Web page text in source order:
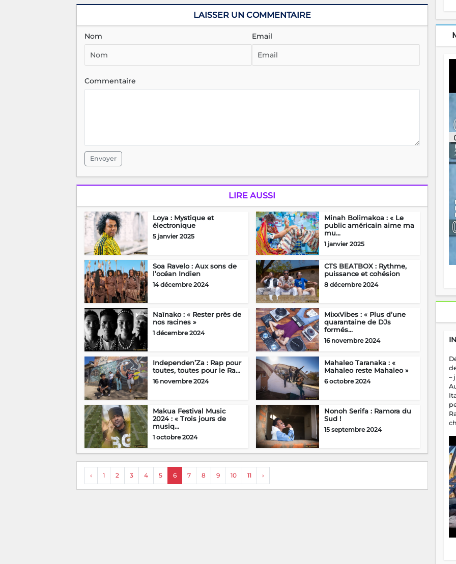
LAISSER UN COMMENTAIRE
Nom Email
Commentaire
Envoyer
LIRE AUSSI
Loya : Mystique et
électronique
5 janvier 2025
Minah Bolimakoa : « Le
public américain aime ma
mu...
1 janvier 2025
Soa Ravelo : Aux sons de
l’océan Indien
14 décembre 2024
CTS BEATBOX : Rythme,
puissance et cohésion
8 décembre 2024
Naïnako : « Rester près de
nos racines »
1 décembre 2024
MixxVibes : « Plus d’une
quarantaine de DJs
formés...
16 novembre 2024
Independen’Za : Rap pour
toutes, toutes pour le Ra...
16 novembre 2024
Mahaleo Taranaka : «
Mahaleo reste Mahaleo »
6 octobre 2024
Makua Festival Music
2024 : « Trois jours de
musiq...
1 octobre 2024
Nonoh Serifa : Ramora du
Sud !
15 septembre 2024
‹ 1 2 3 4 5 6 7 8 9 10 11 ›
–